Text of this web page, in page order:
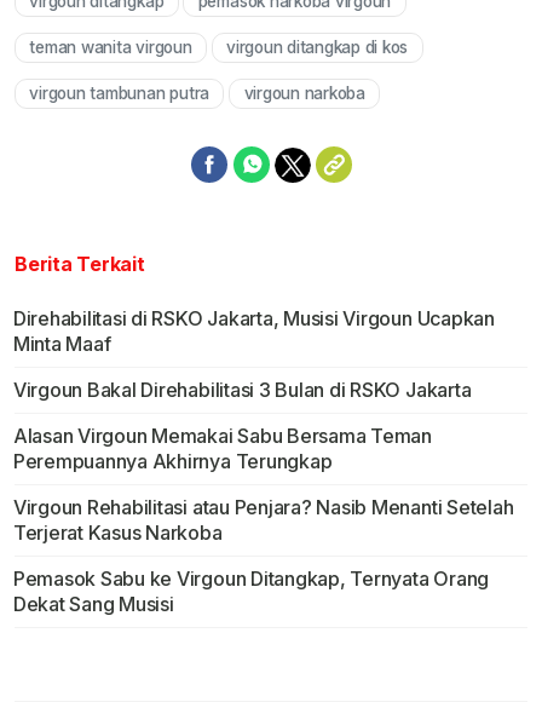
teman wanita virgoun virgoun ditangkap di kos
virgoun tambunan putra virgoun narkoba
Berita Terkait
Direhabilitasi di RSKO Jakarta, Musisi Virgoun Ucapkan
Minta Maaf
Virgoun Bakal Direhabilitasi 3 Bulan di RSKO Jakarta
Alasan Virgoun Memakai Sabu Bersama Teman
Perempuannya Akhirnya Terungkap
Virgoun Rehabilitasi atau Penjara? Nasib Menanti Setelah
Terjerat Kasus Narkoba
Pemasok Sabu ke Virgoun Ditangkap, Ternyata Orang
Dekat Sang Musisi